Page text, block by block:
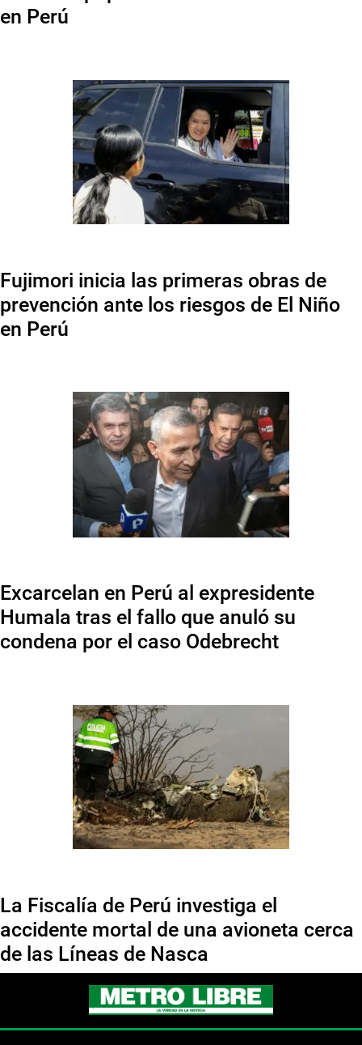
en Perú
Fujimori inicia las primeras obras de
prevención ante los riesgos de El Niño
en Perú
Excarcelan en Perú al expresidente
Humala tras el fallo que anuló su
condena por el caso Odebrecht
La Fiscalía de Perú investiga el
accidente mortal de una avioneta cerca
de las Líneas de Nasca